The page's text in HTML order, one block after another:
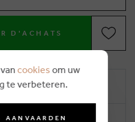
D'ACHATS
cookies om uw
te verbeteren.